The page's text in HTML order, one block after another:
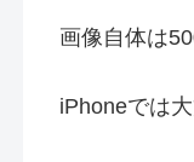
画像自体は
iPhoneでは